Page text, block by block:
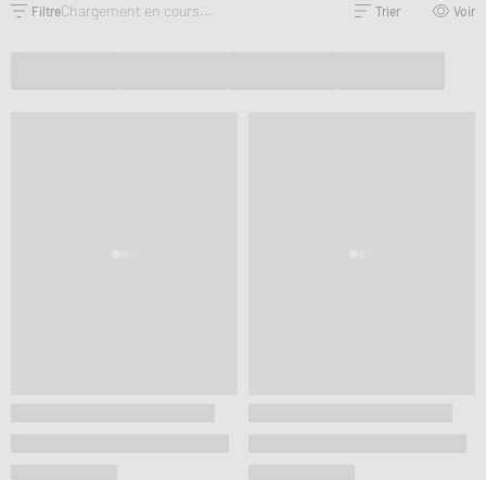
FiltreChargement en cours... Trier Voir